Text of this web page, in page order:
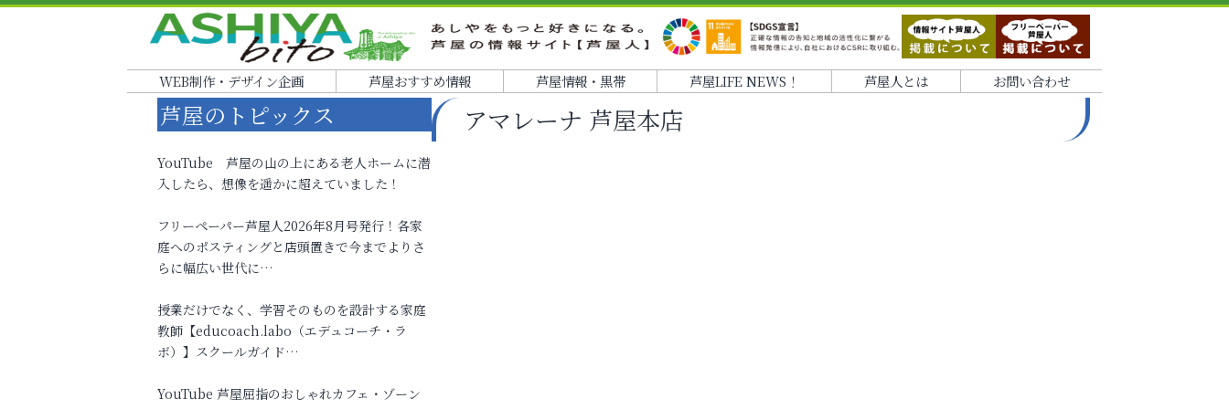
WEB制作・デザイン企画 芦屋おすすめ情報 芦屋情報・黒帯 芦屋LIFE NEWS！ 芦屋人とは お問い合わせ
アマレーナ 芦屋本店
芦屋のトピックス
YouTube 芦屋の山の上にある老人ホームに潜
入したら、想像を遥かに超えていました！
フリーペーパー芦屋人2026年8月号発行！各家
庭へのポスティングと店頭置きで今までよりさ
らに幅広い世代に…
授業だけでなく、学習そのものを設計する家庭
教師【educoach.labo（エデュコーチ・ラ
ボ）】スクールガイド…
YouTube 芦屋屈指のおしゃれカフェ・ゾーン